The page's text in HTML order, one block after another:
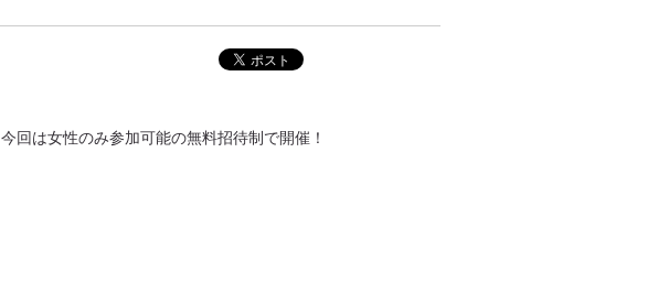
回は女性のみ参加可能の無料招待制で開催！